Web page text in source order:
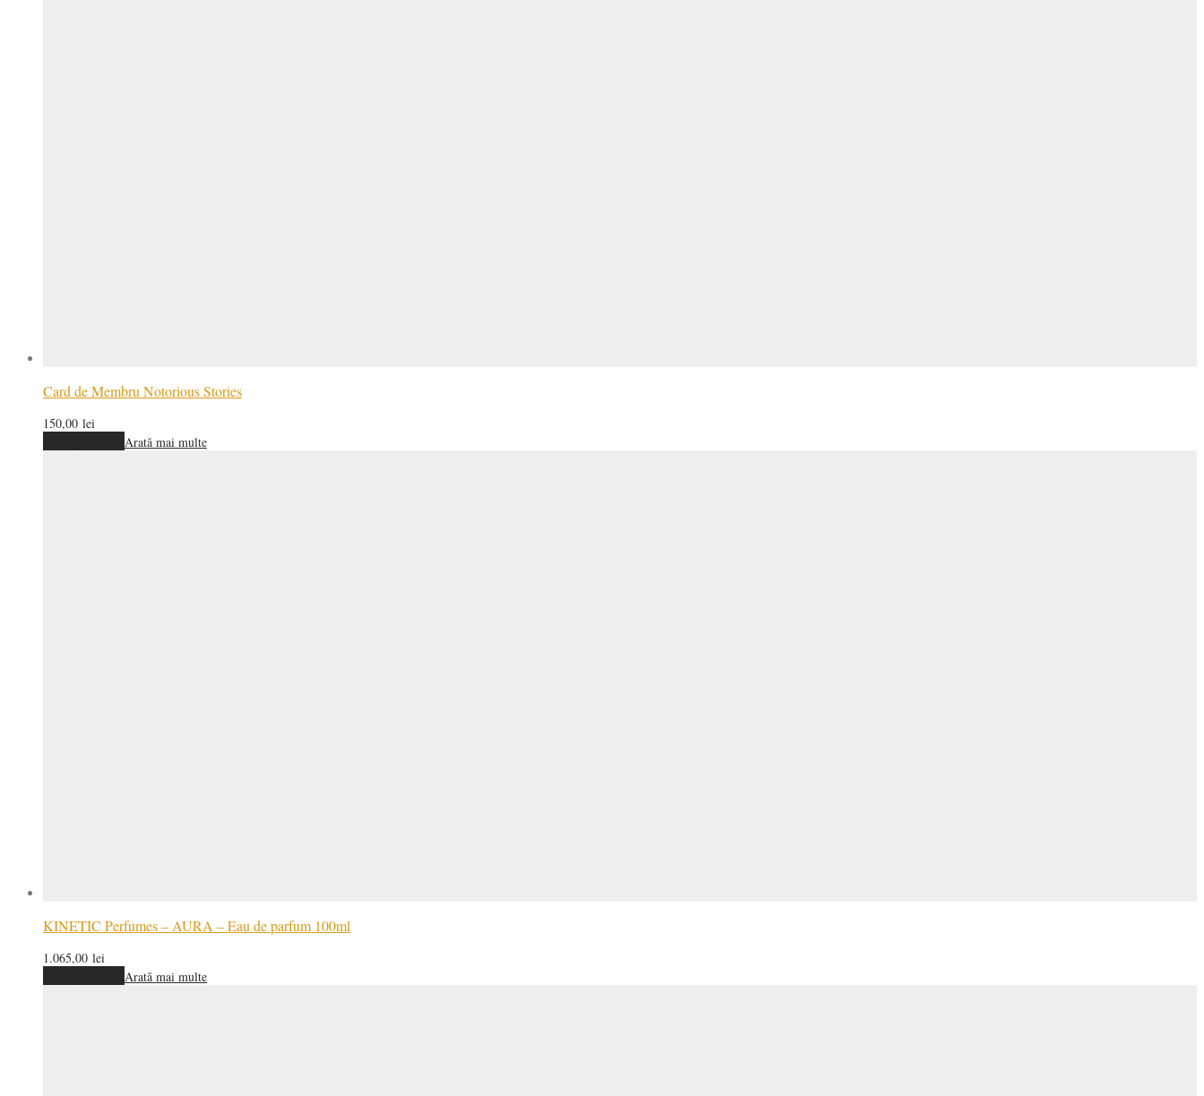
Card de Membru Notorious Stories
150,00 lei
Arată mai multe
KINETIC Perfumes – AURA – Eau de parfum 100ml
1.065,00 lei
Arată mai multe